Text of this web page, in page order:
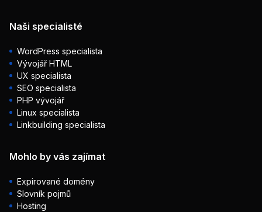
Naši specialisté
WordPress specialista
Vývojář HTML
UX specialista
SEO specialista
PHP vývojář
Linux specialista
Linkbuilding specialista
Mohlo by vás zajímat
Expirované domény
Slovník pojmů
Hosting